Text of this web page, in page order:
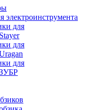
электроинструмента
для
для
для